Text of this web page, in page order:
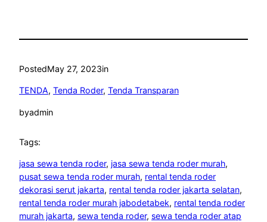
PostedMay 27, 2023in
TENDA, Tenda Roder, Tenda Transparan
byadmin
Tags:
jasa sewa tenda roder, jasa sewa tenda roder murah
pusat sewa tenda roder murah, rental tenda roder
dekorasi serut jakarta, rental tenda roder jakarta selatan
rental tenda roder murah jabodetabek, rental tenda roder
murah jakarta, sewa tenda roder, sewa tenda roder atap